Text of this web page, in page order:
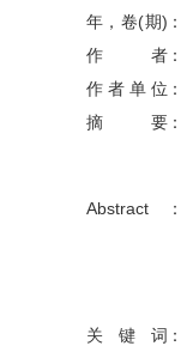
年，卷(期)
作者
作者单位
摘要
Abstract
关键词